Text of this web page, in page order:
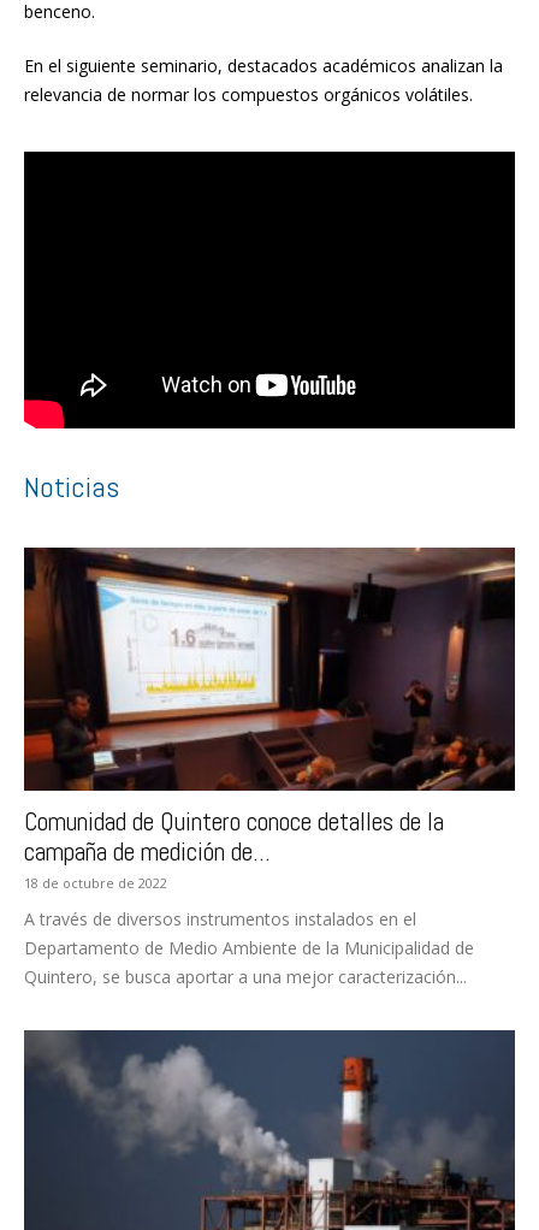
benceno.
En el siguiente seminario, destacados académicos analizan la
relevancia de normar los compuestos orgánicos volátiles.
Noticias
Comunidad de Quintero conoce detalles de la
campaña de medición de...
18 de octubre de 2022
A través de diversos instrumentos instalados en el
Departamento de Medio Ambiente de la Municipalidad de
Quintero, se busca aportar a una mejor caracterización...